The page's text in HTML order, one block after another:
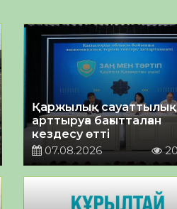
Қаржылық
арттыруға бағытталған
кездесу өтті
07.08.2026